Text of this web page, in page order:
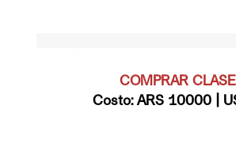
COMPRAR CLASE
Costo: ARS 10000 |